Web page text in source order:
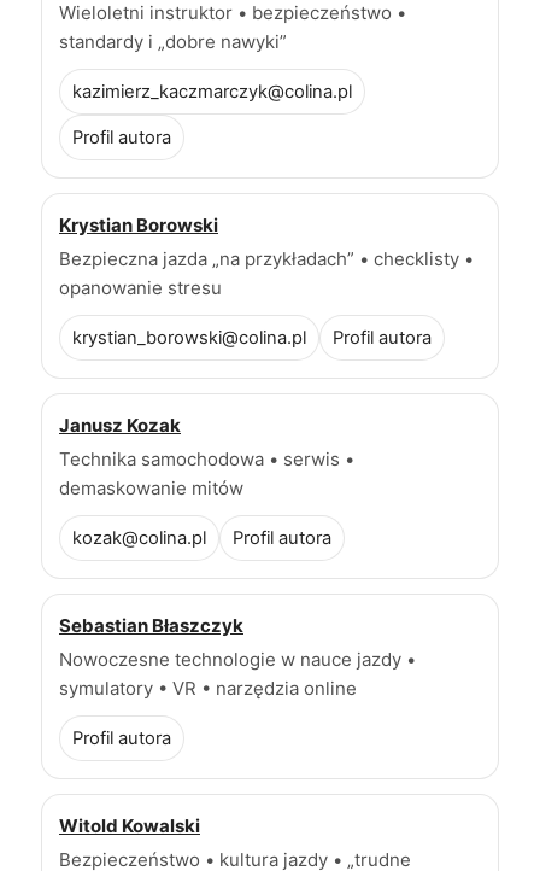
Wieloletni instruktor • bezpieczeństwo •
standardy i „dobre nawyki”
kazimierz_kaczmarczyk@colina.pl
Profil autora
Krystian Borowski
Bezpieczna jazda „na przykładach” • checklisty •
opanowanie stresu
krystian_borowski@colina.pl Profil autora
Janusz Kozak
Technika samochodowa • serwis •
demaskowanie mitów
kozak@colina.pl Profil autora
Sebastian Błaszczyk
Nowoczesne technologie w nauce jazdy •
symulatory • VR • narzędzia online
Profil autora
Witold Kowalski
Bezpieczeństwo • kultura jazdy • „trudne